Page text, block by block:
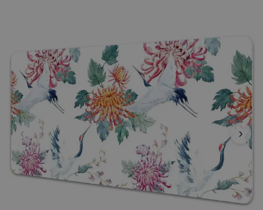
‹ ›